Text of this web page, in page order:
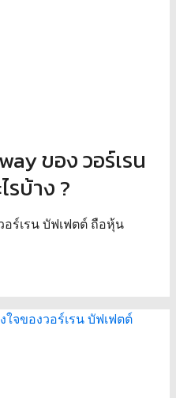
ของ วอร์เรน
บ้าง ?
ร์เรน บัฟเฟตต์ ถือหุ้น